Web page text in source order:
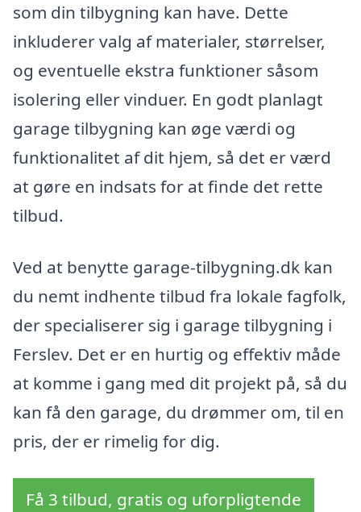
som din tilbygning kan have. Dette
inkluderer valg af materialer, størrelser,
og eventuelle ekstra funktioner såsom
isolering eller vinduer. En godt planlagt
garage tilbygning kan øge værdi og
funktionalitet af dit hjem, så det er værd
at gøre en indsats for at finde det rette
tilbud.
Ved at benytte garage-tilbygning.dk kan
du nemt indhente tilbud fra lokale fagfolk,
der specialiserer sig i garage tilbygning i
Ferslev. Det er en hurtig og effektiv måde
at komme i gang med dit projekt på, så du
kan få den garage, du drømmer om, til en
pris, der er rimelig for dig.
Få 3 tilbud, gratis og uforpligtende